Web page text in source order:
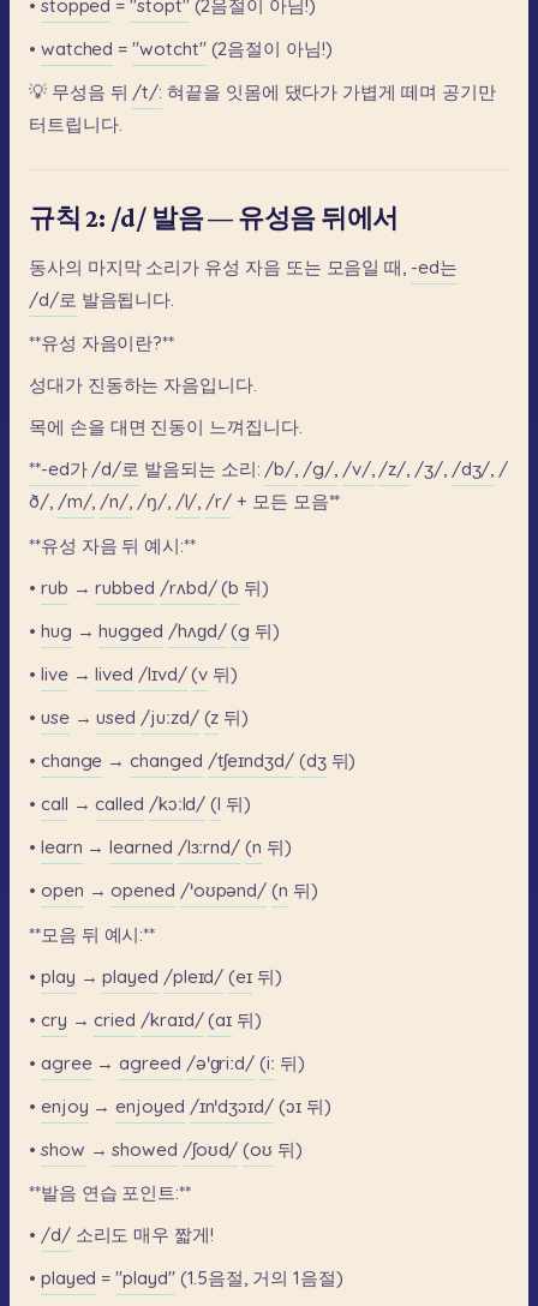
• stopped = "stopt" (2음절이 아님!)
• watched = "wotcht" (2음절이 아님!)
💡 무성음 뒤 /t/: 혀끝을 잇몸에 댔다가 가볍게 떼며 공기만
터트립니다.
규칙 2: /d/ 발음 — 유성음 뒤에서
동사의 마지막 소리가 유성 자음 또는 모음일 때, -ed는
/d/로 발음됩니다.
**유성 자음이란?**
성대가 진동하는 자음입니다.
목에 손을 대면 진동이 느껴집니다.
**-ed가 /d/로 발음되는 소리: /b/, /g/, /v/, /z/, /ʒ/, /dʒ/, /
ð/, /m/, /n/, /ŋ/, /l/, /r/ + 모든 모음**
**유성 자음 뒤 예시:**
• rub → rubbed /rʌbd/ (b 뒤)
• hug → hugged /hʌɡd/ (g 뒤)
• live → lived /lɪvd/ (v 뒤)
• use → used /juːzd/ (z 뒤)
• change → changed /tʃeɪndʒd/ (dʒ 뒤)
• call → called /kɔːld/ (l 뒤)
• learn → learned /lɜːrnd/ (n 뒤)
• open → opened /ˈoʊpənd/ (n 뒤)
**모음 뒤 예시:**
• play → played /pleɪd/ (eɪ 뒤)
• cry → cried /kraɪd/ (aɪ 뒤)
• agree → agreed /əˈɡriːd/ (iː 뒤)
• enjoy → enjoyed /ɪnˈdʒɔɪd/ (ɔɪ 뒤)
• show → showed /ʃoʊd/ (oʊ 뒤)
**발음 연습 포인트:**
• /d/ 소리도 매우 짧게!
• played = "playd" (1.5음절, 거의 1음절)